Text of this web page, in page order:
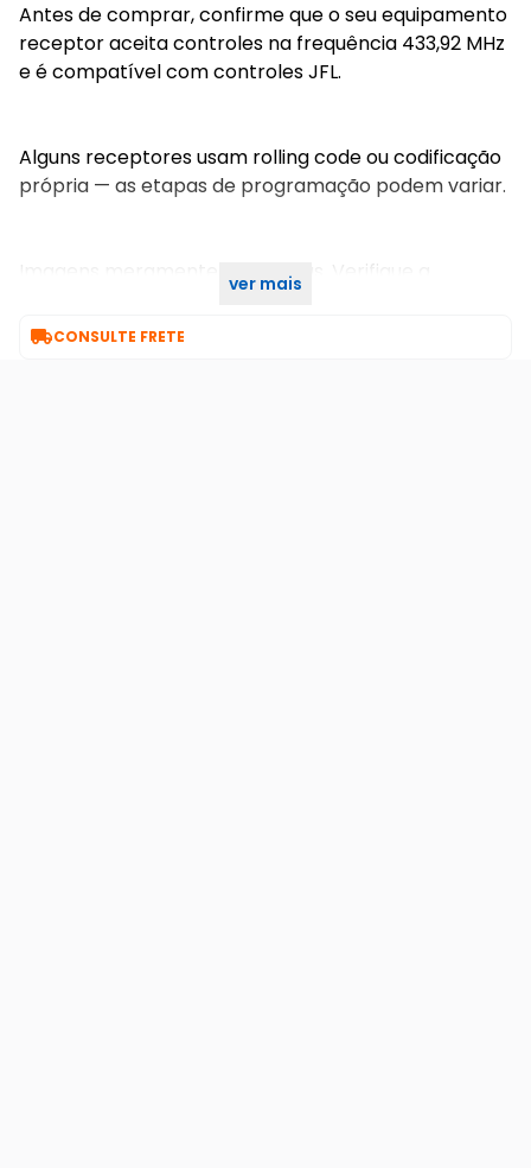
Antes de comprar, confirme que o seu equipamento
receptor aceita controles na frequência 433,92 MHz
e é compatível com controles JFL.
Alguns receptores usam rolling code ou codificação
própria — as etapas de programação podem variar.
Imagens meramente ilustrativas. Verifique a
ver mais
CONSULTE FRETE